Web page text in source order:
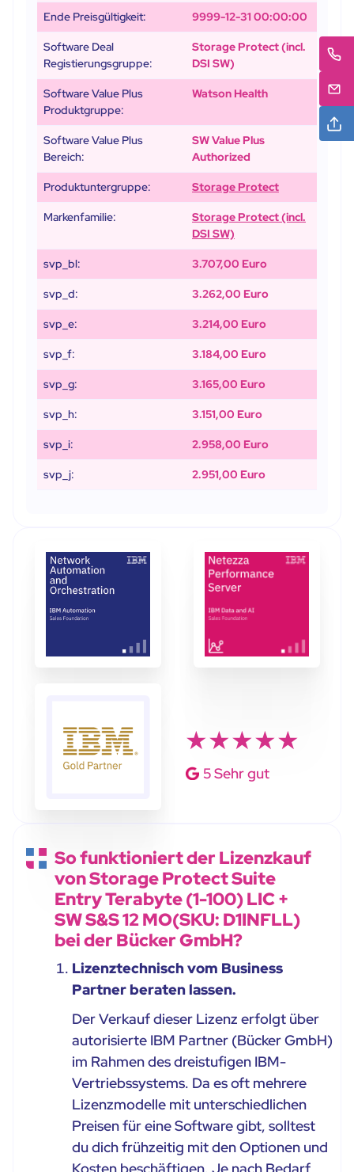
Ende Preisgültigkeit: 9999-12-31 00:00:00
Software Deal
Registierungsgruppe:
Storage Protect (incl.
DSI SW)
Software Value Plus
Produktgruppe:
Watson Health
Software Value Plus
Bereich:
SW Value Plus
Authorized
Produktuntergruppe: Storage Protect
Markenfamilie:
Storage Protect (incl.
DSI SW)
svp_bl: 3.707,00 Euro
svp_d: 3.262,00 Euro
svp_e: 3.214,00 Euro
svp_f: 3.184,00 Euro
svp_g: 3.165,00 Euro
svp_h: 3.151,00 Euro
svp_i: 2.958,00 Euro
svp_j: 2.951,00 Euro
★★★★★
5 Sehr gut
So funktioniert der Lizenzkauf
von Storage Protect Suite
Entry Terabyte (1-100) LIC +
SW S&S 12 MO(SKU: D1INFLL)
bei der Bücker GmbH?
Lizenztechnisch vom Business
Partner beraten lassen.
Der Verkauf dieser Lizenz erfolgt über
autorisierte IBM Partner (Bücker GmbH)
im Rahmen des dreistufigen IBM-
Vertriebssystems. Da es oft mehrere
Lizenzmodelle mit unterschiedlichen
Preisen für eine Software gibt, solltest
du dich frühzeitig mit den Optionen und